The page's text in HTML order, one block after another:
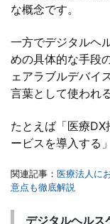
な概念です。
一方でデジタルヘ
めの具体的な手段
ェアラブルデバイ
言葉として使われ
たとえば「医療
ービスを導入する
関連記事： 医療法人に
意点も徹底解説
デジタルヘルス